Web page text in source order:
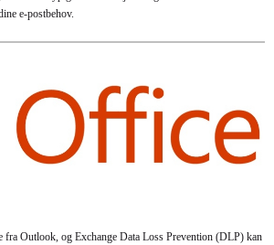
e-postbehov.
fra Outlook, og Exchange Data Loss Prevention (DLP) kan